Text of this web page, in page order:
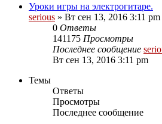
Уроки игры на электрогитаре.
serious » Вт сен 13, 2016 3:11
0 Ответы
141175 Просмотры
Последнее сообщение
Вт сен 13, 2016 3:11 pm
Темы
Ответы
Просмотры
Последнее сообщение